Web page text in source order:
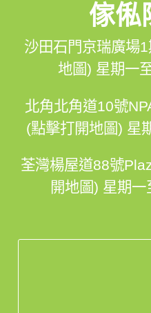
傢俬
沙田石門京瑞廣場
地圖) 星期一
北角北角道10號
(點擊打開地圖) 星
荃灣楊屋道88號
開地圖) 星期一